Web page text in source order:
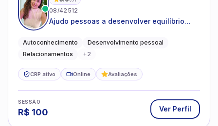
08/42512
Ajudo pessoas a desenvolver equilíbrio
Autoconhecimento
Desenvolvimento pessoal
Relacionamentos
+2
CRP ativo Online Avaliações
SESSÃO
R$ 100 Ver Perfil